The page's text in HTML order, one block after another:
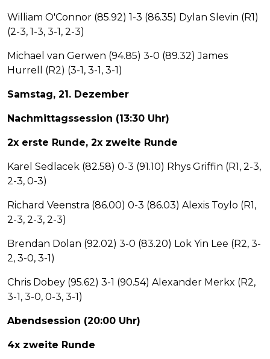
William O'Connor (85.92) 1-3 (86.35) Dylan Slevin (R1)
(2-3, 1-3, 3-1, 2-3)
Michael van Gerwen (94.85) 3-0 (89.32) James
Hurrell (R2) (3-1, 3-1, 3-1)
Samstag, 21. Dezember
Nachmittagssession (13:30 Uhr)
2x erste Runde, 2x zweite Runde
Karel Sedlacek (82.58) 0-3 (91.10) Rhys Griffin (R1, 2-3,
2-3, 0-3)
Richard Veenstra (86.00) 0-3 (86.03) Alexis Toylo (R1,
2-3, 2-3, 2-3)
Brendan Dolan (92.02) 3-0 (83.20) Lok Yin Lee (R2, 3-
2, 3-0, 3-1)
Chris Dobey (95.62) 3-1 (90.54) Alexander Merkx (R2,
3-1, 3-0, 0-3, 3-1)
Abendsession (20:00 Uhr)
4x zweite Runde